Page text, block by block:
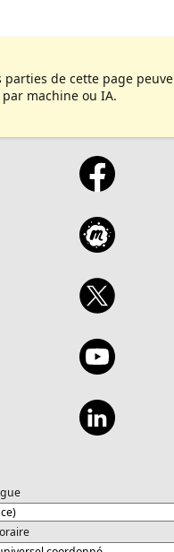
parties de cette page
machine ou IA.